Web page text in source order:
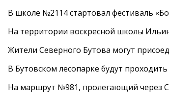
В школе №2114 стартовал фестиваль
На территории воскресной школы
Жители Северного Бутова могут
В Бутовском лесопарке будут
На маршрут №981, пролегающий через